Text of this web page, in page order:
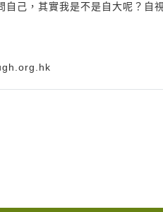
自己，其實我是不是自大呢？